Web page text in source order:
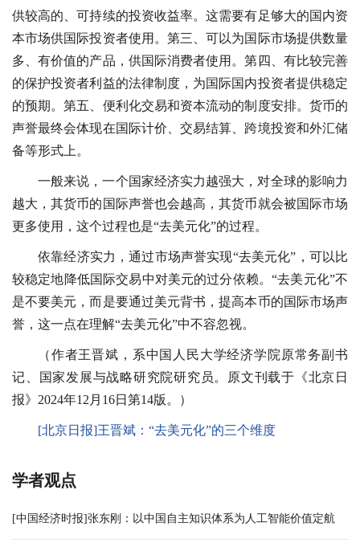
供较高的、可持续的投资收益率。这需要有足够大的国内资
本市场供国际投资者使用。第三、可以为国际市场提供数量
多、有价值的产品，供国际消费者使用。第四、有比较完善
的保护投资者利益的法律制度，为国际国内投资者提供稳定
的预期。第五、便利化交易和资本流动的制度安排。货币的
声誉最终会体现在国际计价、交易结算、跨境投资和外汇储
备等形式上。
一般来说，一个国家经济实力越强大，对全球的影响力
越大，其货币的国际声誉也会越高，其货币就会被国际市场
更多使用，这个过程也是“去美元化”的过程。
依靠经济实力，通过市场声誉实现“去美元化”，可以比
较稳定地降低国际交易中对美元的过分依赖。“去美元化”不
是不要美元，而是要通过美元背书，提高本币的国际市场声
誉，这一点在理解“去美元化”中不容忽视。
（作者王晋斌，系中国人民大学经济学院原常务副书
记、国家发展与战略研究院研究员。原文刊载于《北京日
报》2024年12月16日第14版。）
[北京日报]王晋斌：“去美元化”的三个维度
学者观点
[中国经济时报]张东刚：以中国自主知识体系为人工智能价值定航